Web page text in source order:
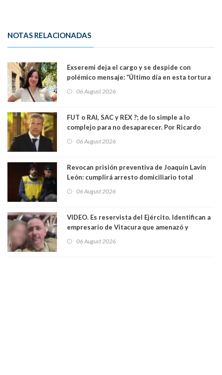
NOTAS RELACIONADAS
Exseremi deja el cargo y se despide con
polémico mensaje: “Último día en esta tortura
06 August 2026
FUT o RAI, SAC y REX ?; de lo simple a lo
complejo para no desaparecer. Por Ricardo
06 August 2026
Revocan prisión preventiva de Joaquín Lavín
León: cumplirá arresto domiciliario total
06 August 2026
VIDEO. Es reservista del Ejército. Identifican a
empresario de Vitacura que amenazó y
al "ring raja". Se trata de Andrés Arrieta y la
06 August 2026